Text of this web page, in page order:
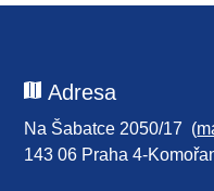
Adresa
Na Šabatce 2050/17 (
143 06 Praha 4-